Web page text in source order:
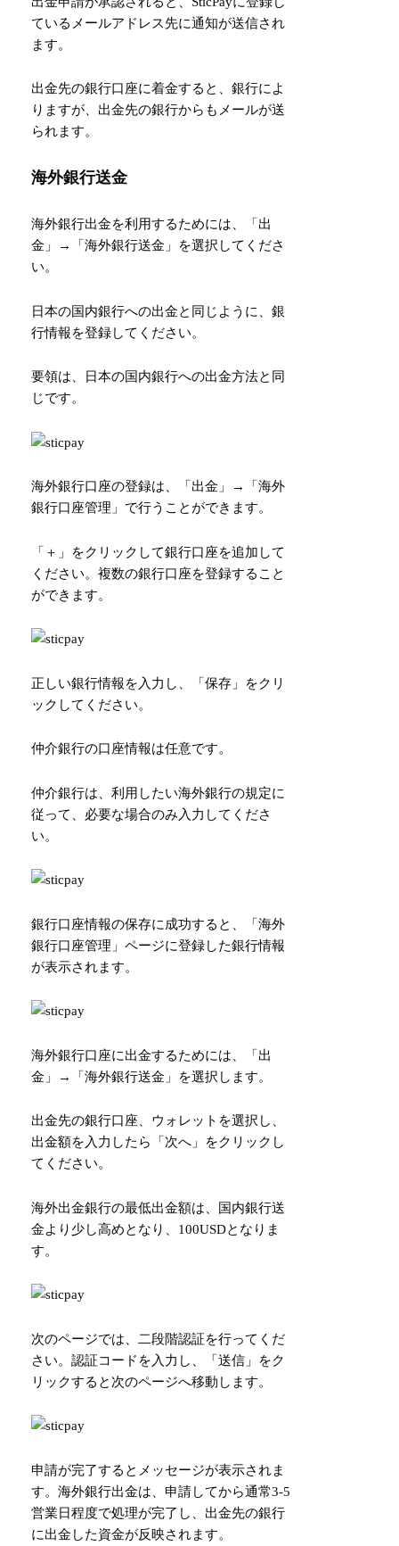
ているメールアドレス先に通知が送信され
ます。
出金先の銀行口座に着金すると、銀行によ
りますが、出金先の銀行からもメールが送
られます。
海外銀行送金
海外銀行出金を利用するためには、「出
金」→「海外銀行送金」を選択してくださ
い。
日本の国内銀行への出金と同じように、銀
行情報を登録してください。
要領は、日本の国内銀行への出金方法と同
じです。
海外銀行口座の登録は、「出金」→「海外
銀行口座管理」で行うことができます。
「＋」をクリックして銀行口座を追加して
ください。複数の銀行口座を登録すること
ができます。
正しい銀行情報を入力し、「保存」をクリ
ックしてください。
仲介銀行の口座情報は任意です。
仲介銀行は、利用したい海外銀行の規定に
従って、必要な場合のみ入力してくださ
い。
銀行口座情報の保存に成功すると、「海外
銀行口座管理」ページに登録した銀行情報
が表示されます。
海外銀行口座に出金するためには、「出
金」→「海外銀行送金」を選択します。
出金先の銀行口座、ウォレットを選択し、
出金額を入力したら「次へ」をクリックし
てください。
海外出金銀行の最低出金額は、国内銀行送
金より少し高めとなり、100USDとなりま
す。
次のページでは、二段階認証を行ってくだ
さい。認証コードを入力し、「送信」をク
リックすると次のページへ移動します。
申請が完了するとメッセージが表示されま
す。海外銀行出金は、申請してから通常3-5
営業日程度で処理が完了し、出金先の銀行
に出金した資金が反映されます。